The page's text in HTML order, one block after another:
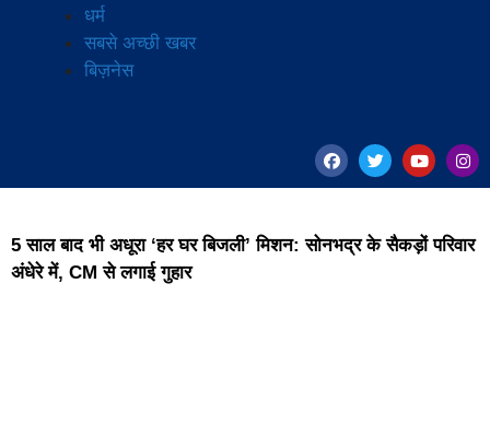
धर्म
सबसे अच्छी खबर
बिज़नेस
5 साल बाद भी अधूरा ‘हर घर बिजली’ मिशन: सोनभद्र के सैकड़ों परिवार
अंधेरे में, CM से लगाई गुहार